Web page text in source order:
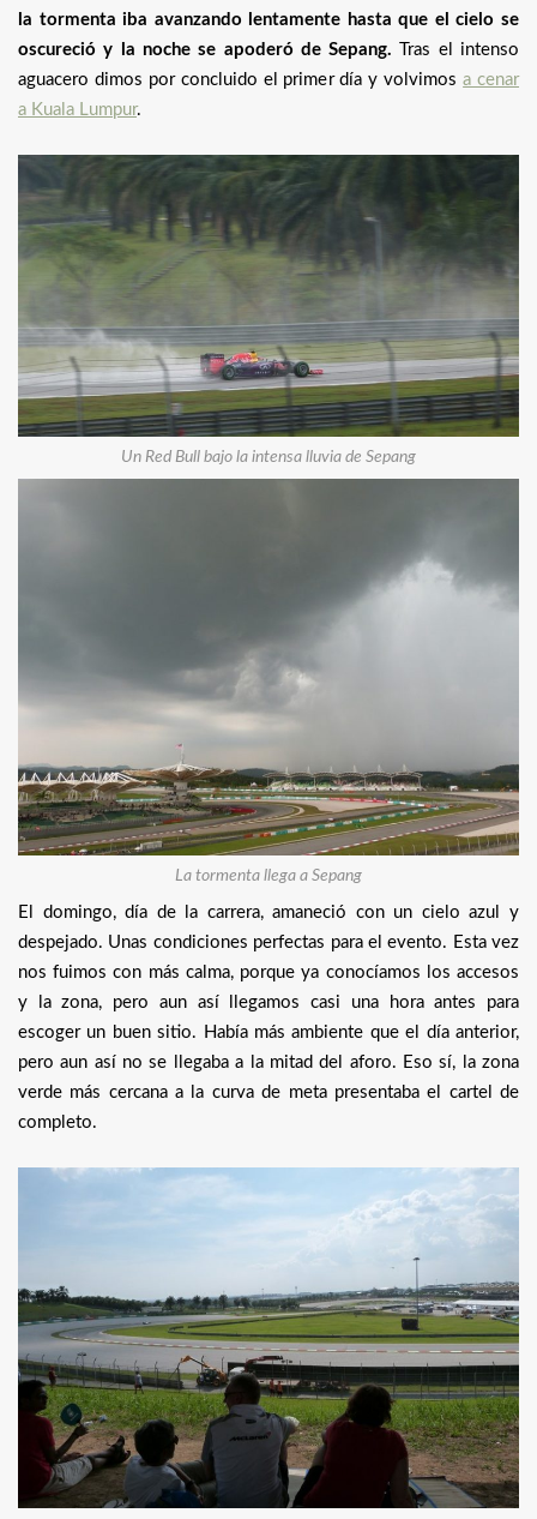
la tormenta iba avanzando lentamente hasta que el cielo se
oscureció y la noche se apoderó de Sepang. Tras el intenso
aguacero dimos por concluido el primer día y volvimosa cenar
a Kuala Lumpur.
Un Red Bull bajo la intensa lluvia de Sepang
La tormenta llega a Sepang
El domingo, día de la carrera, amaneció con un cielo azul y
despejado. Unas condiciones perfectas para el evento. Esta vez
nos fuimos con más calma, porque ya conocíamos los accesos
y la zona, pero aun así llegamos casi una hora antes para
escoger un buen sitio. Había más ambiente que el día anterior,
pero aun así no se llegaba a la mitad del aforo. Eso sí, la zona
verde más cercana a la curva de meta presentaba el cartel de
completo.